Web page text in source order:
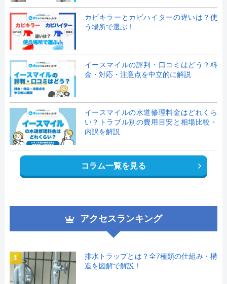
カビキラーとカビハイターの違いは？使
う場所で選ぶ！
イースマイルの評判・口コミはどう？料
金・対応・注意点を中立的に解説
イースマイルの水道修理料金はどれくら
い？トラブル別の費用目安と相場比較・
内訳を解説
コラム一覧を見る
アクセスランキング
1
排水トラップとは？全7種類の仕組み・構
造を図解で解説！